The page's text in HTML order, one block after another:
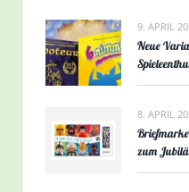
9. APRIL
Neue
8. APRIL
zum